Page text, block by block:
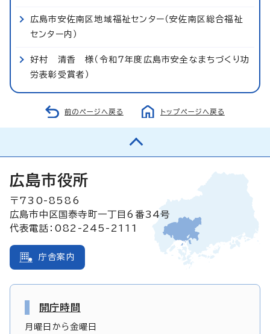
広島市安佐南区地域福祉センター（安佐南区総合福祉
センター内）
好村 清香 様（令和7年度広島市安全なまちづくり功
労表彰受賞者）
前のページへ戻る トップページへ戻る
広島市役所
〒730-8586
広島市中区国泰寺町一丁目6番34号
代表電話：082-245-2111
庁舎案内
開庁時間
月曜日から金曜日